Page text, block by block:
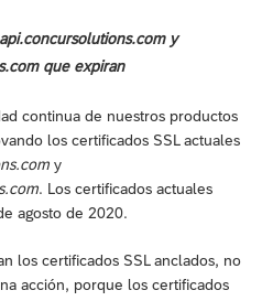
y
que expiran
continua de nuestros productos
los certificados SSL actuales
y
. Los certificados actuales
agosto de 2020.
los certificados SSL anclados, no
acción, porque los certificados